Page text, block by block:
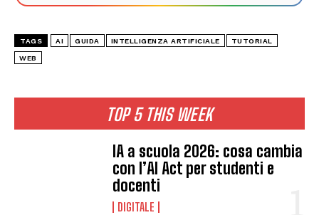
TOP 5 THIS WEEK
IA a scuola 2026: cosa cambia
con l’AI Act per studenti e
docenti
DIGITALE
TAGS AI GUIDA INTELLIGENZA ARTIFICIALE TUTORIAL
WEB